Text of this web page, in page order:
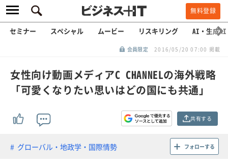
無料登録
セミナー スペシャル ムービー リスキリング AI・生成AI
会員限定 2016/05/20 07:00 掲載
女性向け動画メディアC CHANNELの海外戦略
「可愛くなりたい思いはどの国にも共通」
共有する
グローバル・地政学・国際情勢 フォローする